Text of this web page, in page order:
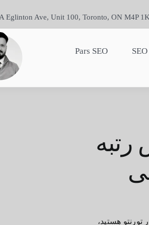
Eglinton Ave, Unit 100, Toronto, ON M4P
Pars SEO SEO
رتبه
تورنتو هستید،